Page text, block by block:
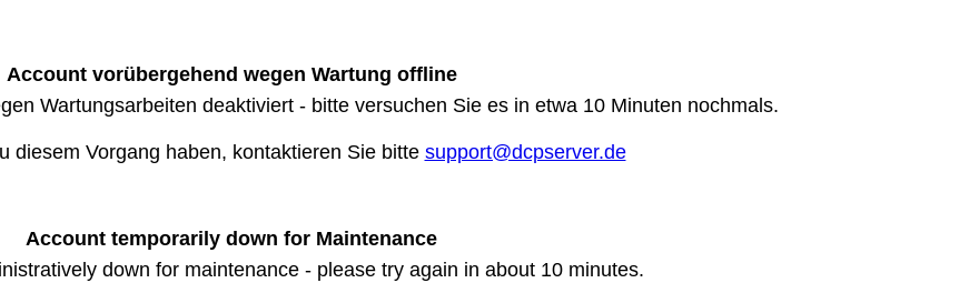
Account vorübergehend wegen Wartung offline
Wartungsarbeiten deaktiviert - bitte versuchen Sie es in etwa 10 Minuten nochmals.
diesem Vorgang haben, kontaktieren Sie bitte support@dcpserver.de
Account temporarily down for Maintenance
down for maintenance - please try again in about 10 minutes.